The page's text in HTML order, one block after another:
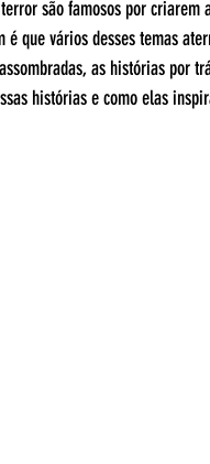
são famosos por
é que vários desses temas
as histórias por
histórias e como elas